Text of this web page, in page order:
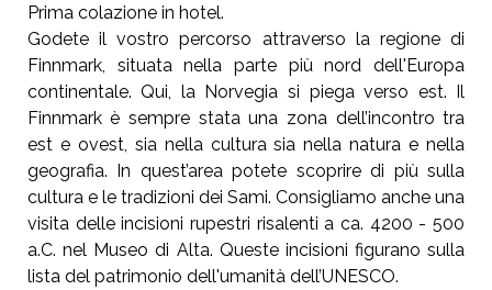
Prima colazione in hotel.
Godete il vostro percorso attraverso la regione di
Finnmark, situata nella parte più nord dell'Europa
continentale. Qui, la Norvegia si piega verso est. Il
Finnmark è sempre stata una zona dell’incontro tra
est e ovest, sia nella cultura sia nella natura e nella
geografia. In quest’area potete scoprire di più sulla
cultura e le tradizioni dei Sami. Consigliamo anche una
visita delle incisioni rupestri risalenti a ca. 4200 - 500
a.C. nel Museo di Alta. Queste incisioni figurano sulla
lista del patrimonio dell'umanità dell’UNESCO.